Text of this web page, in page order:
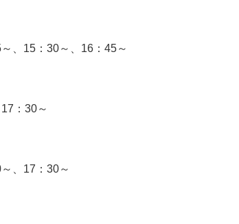
、15：30～、16：45～
：30～
、17：30～